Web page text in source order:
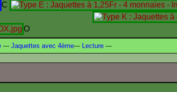
C
O
--- Jaquettes avec 4ème--- Lecture ---